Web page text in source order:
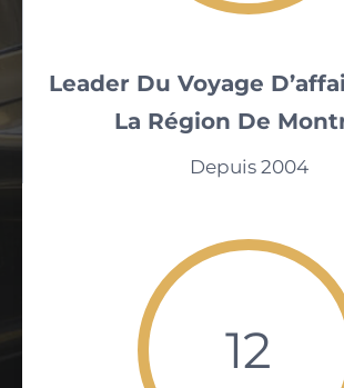
Leader Du Voyage
La Région De
Depuis 2004
12